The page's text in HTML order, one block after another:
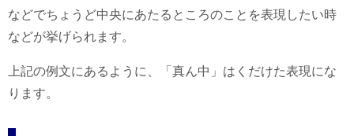
などでちょうど中央にあたるところのことを表現したい時
などが挙げられます。
上記の例文にあるように、「真ん中」はくだけた表現にな
ります。